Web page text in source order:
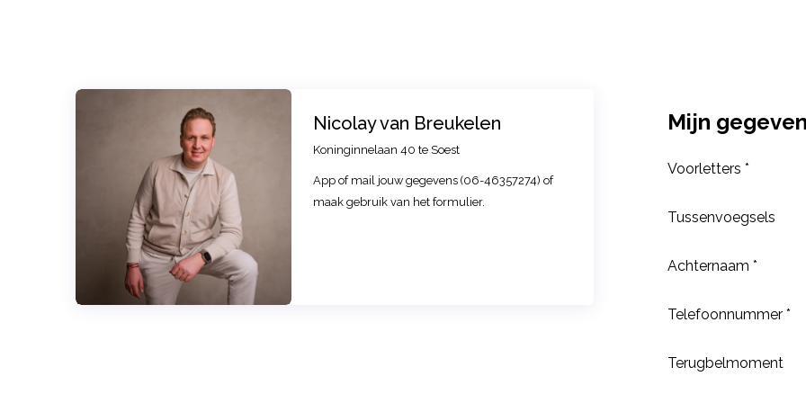
Nicolay van Breukelen
Koninginnelaan 40 te Soest
App of mail jouw gegevens (06-46357274) of
maak gebruik van het formulier.
Mijn
Voorletters *
Tussenvoegsels
Achternaam *
Telefoonnummer *
Terugbelmoment